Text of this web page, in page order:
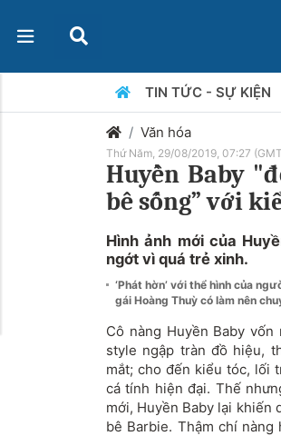
TIN TỨC - SỰ KIỆN
Văn hóa
Thứ Năm, 29/08/2019, 07:27
Huyền Baby
bê sống” với
Hình ảnh mới của
ngớt vì quá trẻ xinh.
‘Phát hờn’ với thể hình của
gái Hoàng Thuỳ có làm nên
Cô nàng Huyền Baby
style ngập tràn đồ hiệu,
mắt; cho đến kiểu tóc, lối
cá tính hiện đại. Thế
mới, Huyền Baby lại khiến
bê Barbie. Thậm chí